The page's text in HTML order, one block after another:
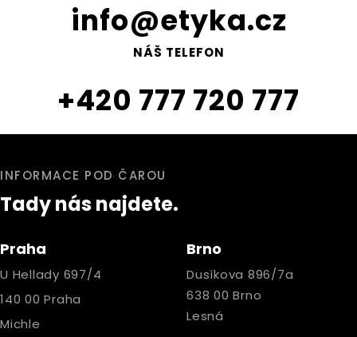
info@etyka.cz
NÁŠ TELEFON
+420 777 720 777
INFORMACE POD ČAROU
Tady nás najdete.
Praha
U Hellady 697/4
140 00 Praha
Michle
Brno
Dusíkova 896/7a
638 00 Brno
Lesná